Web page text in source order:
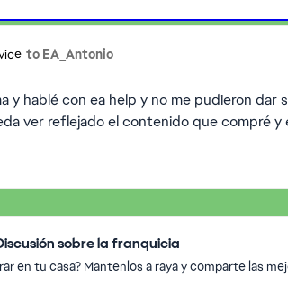
to EA_Antonio
y hablé con ea help y no me pudieron dar
ver reflejado el contenido que compré y
sobre la franquicia
en tu casa? Mantenlos a raya y comparte las